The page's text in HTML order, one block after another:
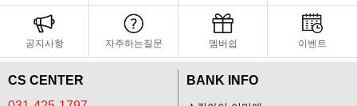
공지사항 자주하는질문 멤버쉽 이벤트
CS CENTER
BANK INFO